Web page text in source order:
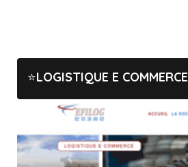
LOGISTIQUE E COMMERCE